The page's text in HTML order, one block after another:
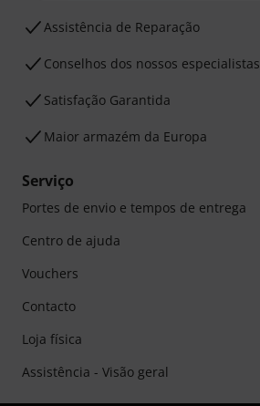
Assistência de Reparação
Conselhos dos nossos especialistas
Satisfação Garantida
Maior armazém da Europa
Serviço
Portes de envio e tempos de entrega
Centro de ajuda
Vouchers
Contacto
Loja física
Assistência - Visão geral